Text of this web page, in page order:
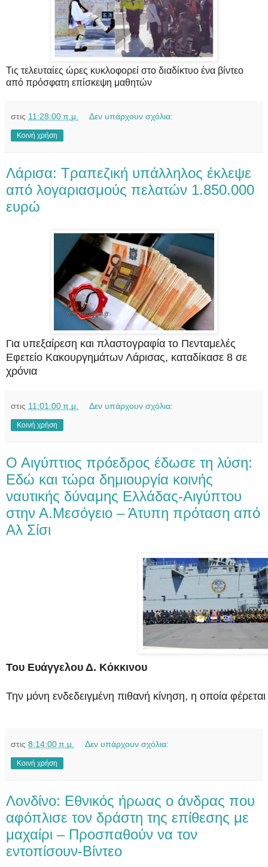
Τις τελευταίες ώρες κυκλοφορεί στο διαδίκτυο ένα βίντεο
από πρόσφατη επίσκεψη μαθητών
στις 11:28:00 π.μ. Δεν υπάρχουν σχόλια:
Κοινή χρήση
Λάρισα: Τραπεζική υπάλληλος έκλεψε
από λογαριασμούς πελατών 1.850.000
ευρώ
Για υπεξαίρεση και πλαστογραφία το Πενταμελές
Εφετείο Κακουργημάτων Λάρισας, καταδίκασε 8 σε
χρόνια
στις 11:01:00 π.μ. Δεν υπάρχουν σχόλια:
Κοινή χρήση
Ο Αιγύπτιος πρόεδρος έδωσε τη λύση:
Εδώ και τώρα δημιουργία κοινής
ναυτικής δύναμης Ελλάδας-Αιγύπτου
στην Α.Μεσόγειο – Άτυπη πρόταση από
Αλ Σίσι
Του Ευάγγελου Δ. Κόκκινου
Την μόνη ενδεδειγμένη πιθανή κίνηση, η οποία
στις 8:14:00 π.μ. Δεν υπάρχουν σχόλια:
Κοινή χρήση
Λονδίνο: Εθνικός ήρωας ο άνδρας που
αφόπλισε τον δράστη της επίθεσης με
μαχαίρι – Προσπαθούν να τον
εντοπίσουν-Βίντεο